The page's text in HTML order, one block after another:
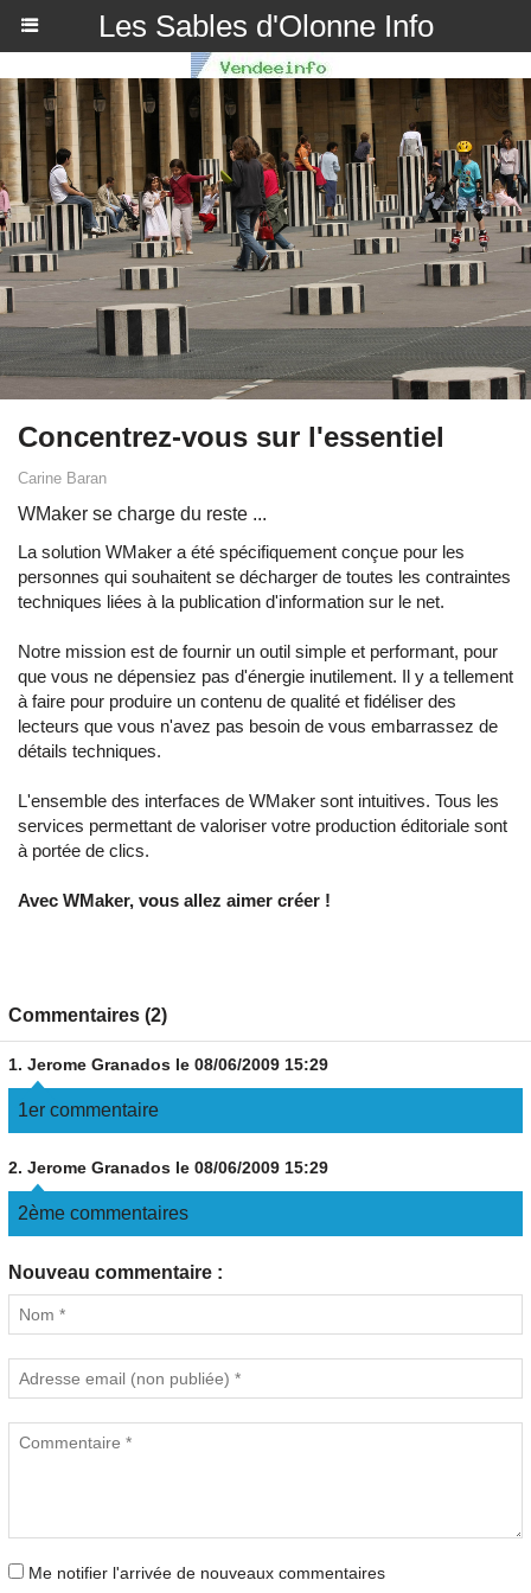
Les Sables d'Olonne Info
Concentrez-vous sur l'essentiel
Carine Baran
WMaker se charge du reste ...
La solution WMaker a été spécifiquement conçue pour les
personnes qui souhaitent se décharger de toutes les contraintes
techniques liées à la publication d'information sur le net.
Notre mission est de fournir un outil simple et performant, pour
que vous ne dépensiez pas d'énergie inutilement. Il y a tellement
à faire pour produire un contenu de qualité et fidéliser des
lecteurs que vous n'avez pas besoin de vous embarrassez de
détails techniques.
L'ensemble des interfaces de WMaker sont intuitives. Tous les
services permettant de valoriser votre production éditoriale sont
à portée de clics.
Avec WMaker, vous allez aimer créer !
Commentaires (2)
1. Jerome Granados le 08/06/2009 15:29
1er commentaire
2. Jerome Granados le 08/06/2009 15:29
2ème commentaires
Nouveau commentaire :
Me notifier l'arrivée de nouveaux commentaires